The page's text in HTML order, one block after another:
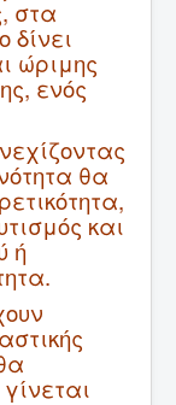
στα
δίνει
ώριμης
ενός
θα
και
ή